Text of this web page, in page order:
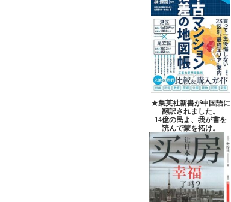
★集英社新書が中国語に
翻訳されました。
14億の民よ、我が書を
読んで蒙を拓け。